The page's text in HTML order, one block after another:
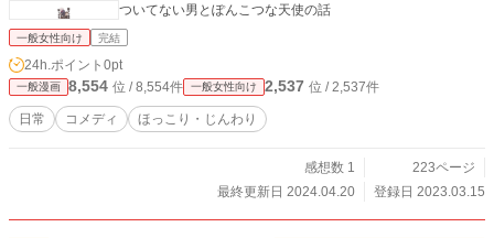
ついてない男とぽんこつな天使の話
一般女性向け 完結
24h.ポイント 0pt
一般漫画 8,554 位 / 8,554件 一般女性向け 2,537 位 / 2,537件
日常 コメディ ほっこり・じんわり
感想数 1
223ページ
最終更新日 2024.04.20
登録日 2023.03.15